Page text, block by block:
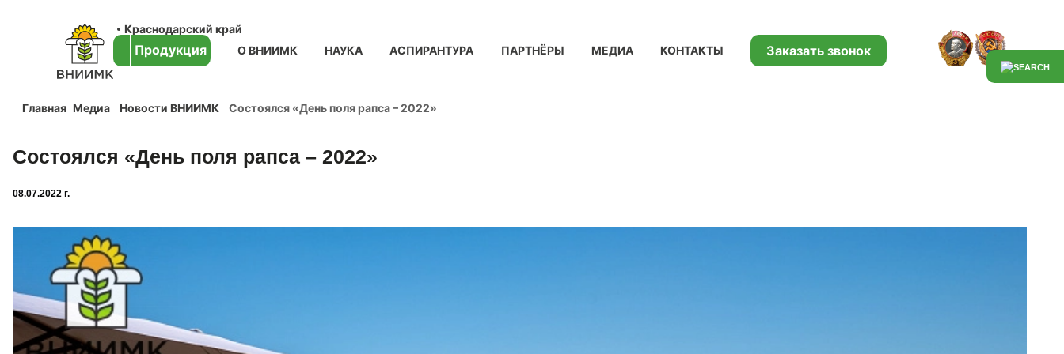
Краснодарский край
Продукция О ВНИИМК НАУКА АСПИРАНТУРА ПАРТНЁРЫ МЕДИА КОНТАКТЫ Заказать звонок
Главная Медиа Новости ВНИИМК Состоялся «День поля рапса – 2022»
Состоялся «День поля рапса – 2022»
08.07.2022 г.